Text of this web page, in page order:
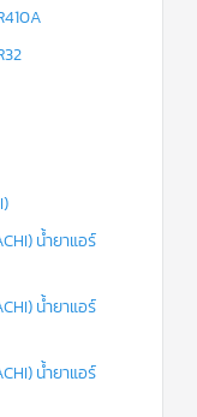
น้ำยาแอร์
น้ำยาแอร์
น้ำยาแอร์